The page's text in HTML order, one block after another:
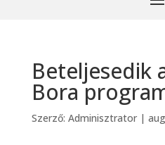
Beteljesedik
Bora
Szerző: Adminisztrator|